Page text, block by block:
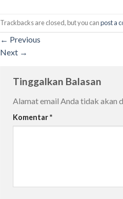
Trackbacks are closed, but you canpost a
← Previous
Next →
Tinggalkan Balasan
Alamat email Anda tidak akan
Komentar*